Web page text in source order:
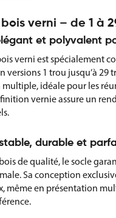
verni – de 1 à
et polyvalent
verni est spécialement
versions 1 trou jusqu’à 29
idéale pour les
finition vernie assure un
durable et
de qualité, le socle
Sa conception
même en présentation